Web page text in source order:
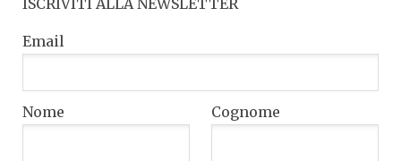
ISCRIVITI ALLA NEWSLETTER
Email
Nome Cognome